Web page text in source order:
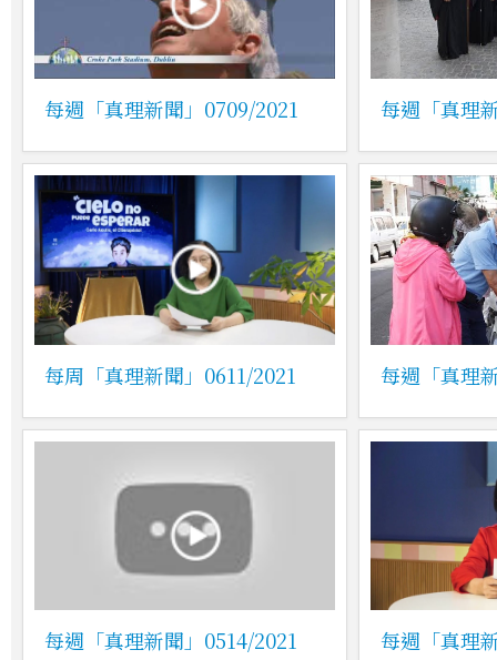
每週「真理新聞」0709/2021 每週「真理
每周「真理新聞」0611/2021 每週「真理
每週「真理新聞」0514/2021 每週「真理